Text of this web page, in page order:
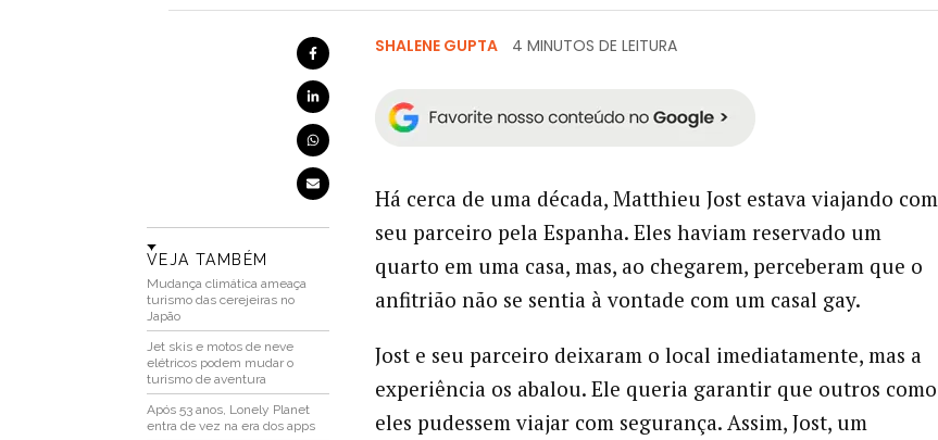
VEJA TAMBÉM
Mudança climática ameaça
turismo das cerejeiras no
Japão
Jet skis e motos de neve
elétricos podem mudar o
turismo de aventura
Após 53 anos, Lonely Planet
entra de vez na era dos apps
SHALENE GUPTA 4 MINUTOS DE LEITURA
Há cerca de uma década, Matthieu Jost estava viajando com
seu parceiro pela Espanha. Eles haviam reservado um
quarto em uma casa, mas, ao chegarem, perceberam que o
anfitrião não se sentia à vontade com um casal gay.
Jost e seu parceiro deixaram o local imediatamente, mas a
experiência os abalou. Ele queria garantir que outros como
eles pudessem viajar com segurança. Assim, Jost, um